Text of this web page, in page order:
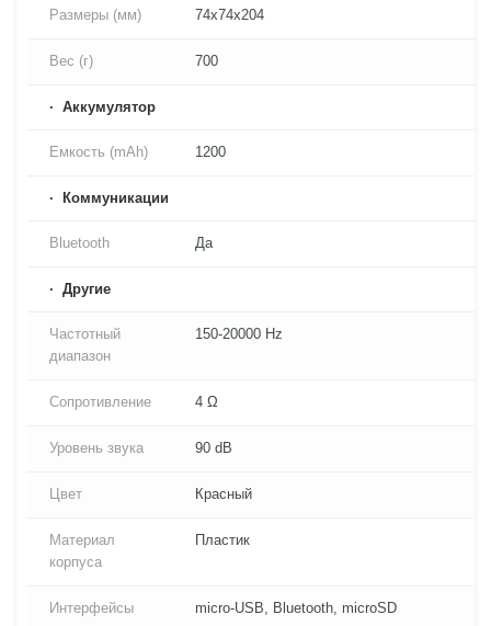
Размеры (мм) 74x74x204
Вес (г) 700
Аккумулятор
Емкость (mAh) 1200
Коммуникации
Bluetooth Да
Другие
Частотный
диапазон
150-20000 Hz
Сопротивление 4 Ω
Уровень звука 90 dB
Цвет Красный
Материал
корпуса
Пластик
Интерфейсы micro-USB, Bluetooth, microSD